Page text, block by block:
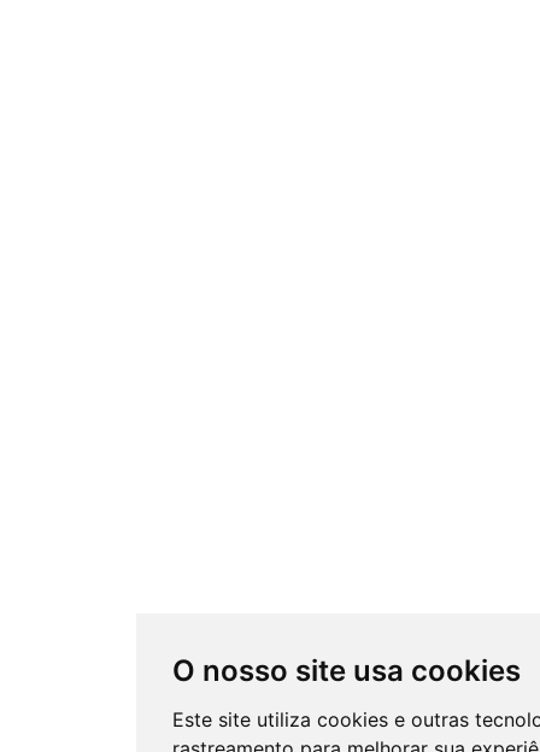
O nosso site usa cookies
Este site utiliza cookies e outras